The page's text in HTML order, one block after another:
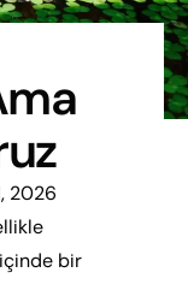
2026
bir